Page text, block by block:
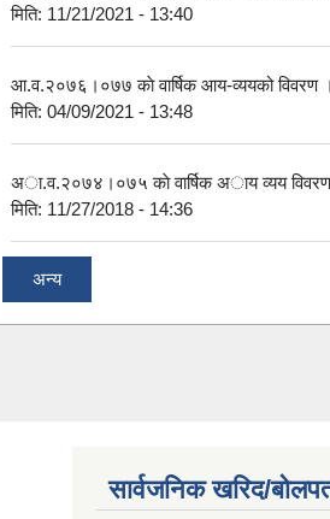
मिति: 11/21/2021 - 13:40
आ.व.२०७६।०७७ काे वार्षिक आय-व्ययको विवरण ।
मिति:04/09/2021 - 13:48
अा.व.२०७४।०७५ काे वार्षिक अाय व्यय
मिति: 11/27/2018 - 14:36
अन्य
सार्वजनिक खरिद/